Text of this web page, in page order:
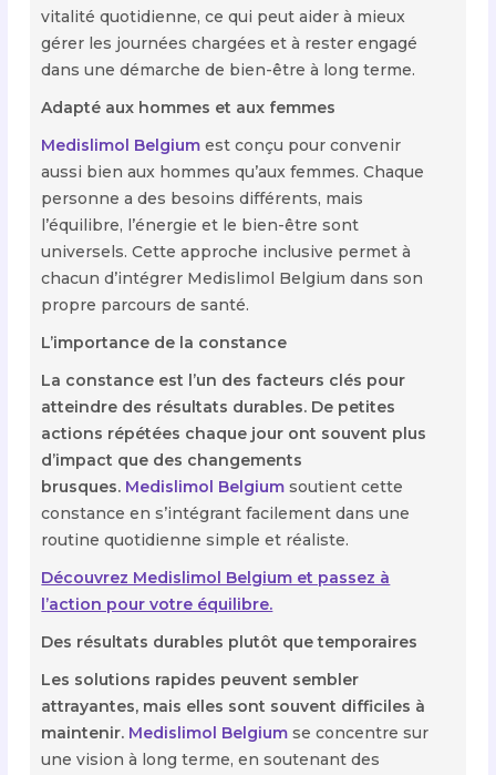
vitalité quotidienne, ce qui peut aider à mieux
gérer les journées chargées et à rester engagé
dans une démarche de bien-être à long terme.
Adapté aux hommes et aux femmes
Medislimol Belgium est conçu pour convenir
aussi bien aux hommes qu’aux femmes. Chaque
personne a des besoins différents, mais
l’équilibre, l’énergie et le bien-être sont
universels. Cette approche inclusive permet à
chacun d’intégrer Medislimol Belgium dans son
propre parcours de santé.
L’importance de la constance
La constance est l’un des facteurs clés pour
atteindre des résultats durables. De petites
actions répétées chaque jour ont souvent plus
d’impact que des changements
brusques. Medislimol Belgium soutient cette
constance en s’intégrant facilement dans une
routine quotidienne simple et réaliste.
Découvrez Medislimol Belgium et passez à
l’action pour votre équilibre.
Des résultats durables plutôt que temporaires
Les solutions rapides peuvent sembler
attrayantes, mais elles sont souvent difficiles à
maintenir. Medislimol Belgium se concentre sur
une vision à long terme, en soutenant des